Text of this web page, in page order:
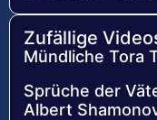
Zufällige
Mündliche Tora
Sprüche der
Albert